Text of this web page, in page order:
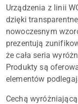
Urządzenia z linii
dzięki
nowoczesnym
prezentują
że cała seria
Produkty są
elementów
Cechą